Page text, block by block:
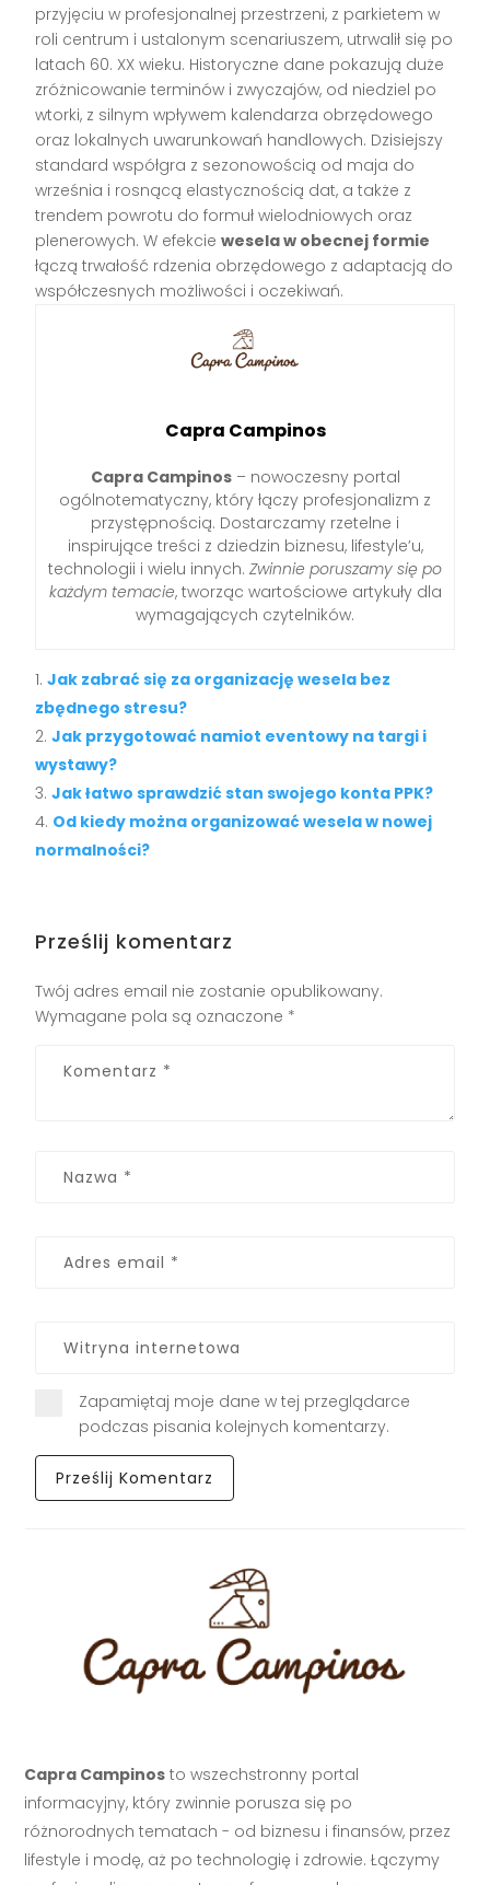
przyjęciu w profesjonalnej przestrzeni, z parkietem w
roli centrum i ustalonym scenariuszem, utrwalił się po
latach 60. XX wieku. Historyczne dane pokazują duże
zróżnicowanie terminów i zwyczajów, od niedziel po
wtorki, z silnym wpływem kalendarza obrzędowego
oraz lokalnych uwarunkowań handlowych. Dzisiejszy
standard współgra z sezonowością od maja do
września i rosnącą elastycznością dat, a także z
trendem powrotu do formuł wielodniowych oraz
plenerowych. W efekciewesela w obecnej formie
łączą trwałość rdzenia obrzędowego z adaptacją do
współczesnych możliwości i oczekiwań.
Capra Campinos
Capra Campinos– nowoczesny portal
ogólnotematyczny, który łączy profesjonalizm z
przystępnością. Dostarczamy rzetelne i
inspirujące treści z dziedzin biznesu, lifestyle’u,
technologii i wielu innych. Zwinnie poruszamy się po
każdym temacie, tworząc wartościowe artykuły dla
wymagających czytelników.
Jak zabrać się za organizację wesela bez
zbędnego stresu?
Jak przygotować namiot eventowy na targi i
wystawy?
Jak łatwo sprawdzić stan swojego konta PPK?
Od kiedy można organizować wesela w nowej
normalności?
Prześlij komentarz
Twój adres email nie zostanie opublikowany.
Wymagane pola są oznaczone *
Zapamiętaj moje dane w tej przeglądarce
podczas pisania kolejnych komentarzy.
Capra Campinos to wszechstronny portal
informacyjny, który zwinnie porusza się po
różnorodnych tematach - od biznesu i finansów, przez
lifestyle i modę, aż po technologię i zdrowie. Łączymy